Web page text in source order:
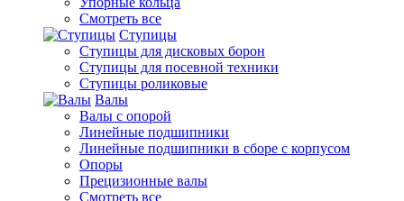
Смотреть все
Ступицы
Ступицы для дисковых борон
Ступицы для посевной техники
Ступицы роликовые
Валы
Валы с опорой
Линейные подшипники
Линейные подшипники в сборе с корпусом
Опоры
Прецизионные валы
Смотреть все